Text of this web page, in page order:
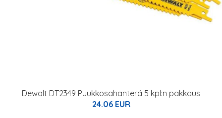
Dewalt DT2349 Puukkosahanterä 5 kpl:n pakkaus
24.06 EUR